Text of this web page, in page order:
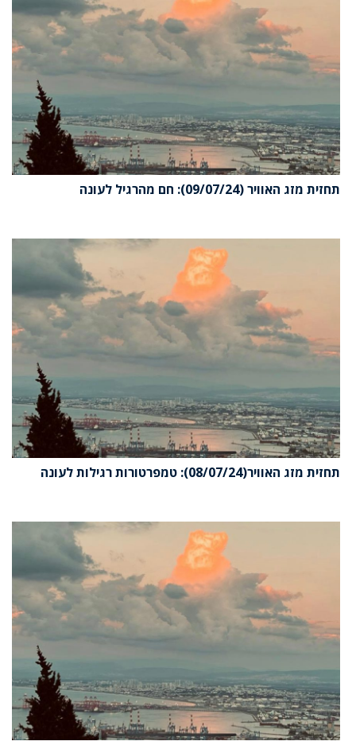
תחזית מזג האוויר (09/07/24): חם מהרגיל לעונה
תחזית מזג האוויר(08/07/24): טמפרטורות רגילות לעונה